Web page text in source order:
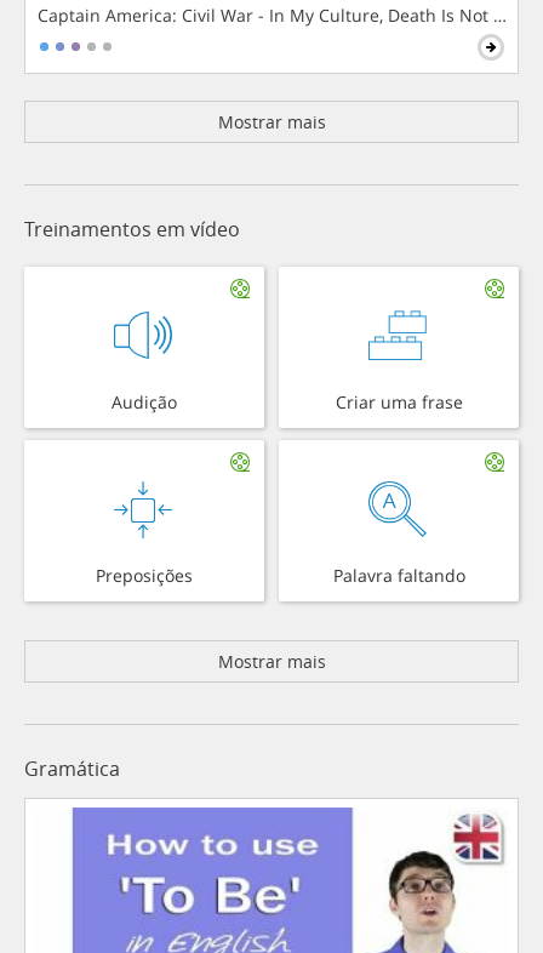
Captain America: Civil War - In My Culture, Death Is Not The
Mostrar mais
Treinamentos em vídeo
Audição Criar uma frase
Preposições Palavra faltando
Mostrar mais
Gramática